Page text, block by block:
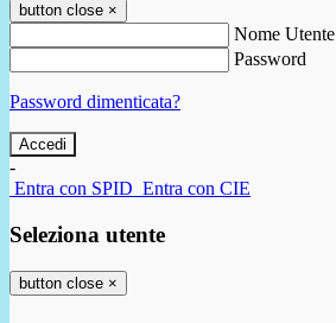
button close ×
Nome Utente
Password
Password dimenticata?
-
Entra con SPID Entra con CIE
Seleziona utente
button close ×